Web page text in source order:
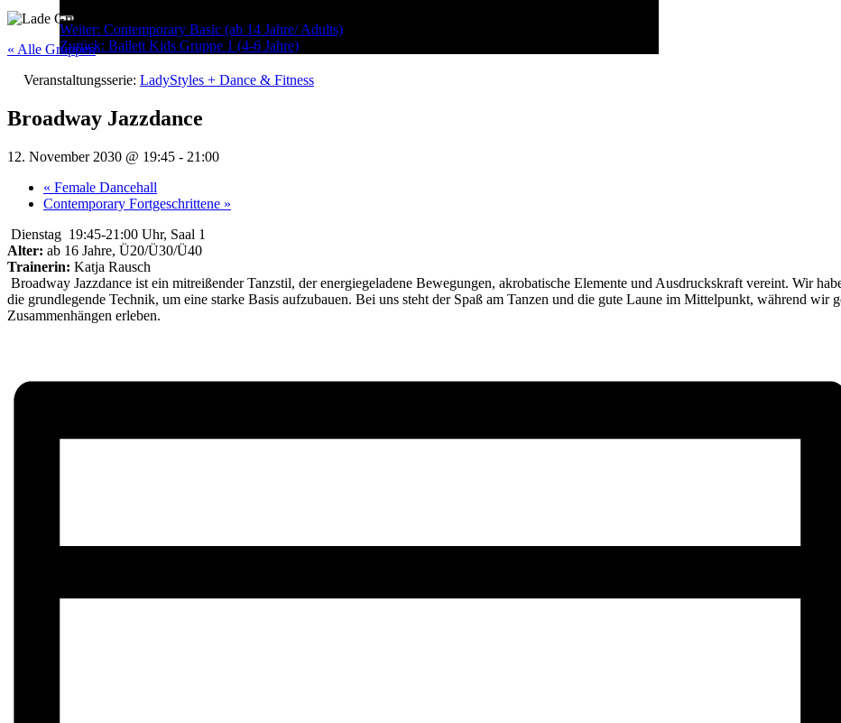
Menu
Post
navigation
Weiter: Contemporary Basic (ab 14 Jahre/ Adults)
Zurück: Ballett Kids Gruppe 1 (4-6 Jahre)
« Alle Gruppen
Veranstaltungsserie: LadyStyles + Dance & Fitness
Broadway Jazzdance
12. November 2030 @ 19:45 - 21:00
« Female Dancehall
Contemporary Fortgeschrittene »
Dienstag 19:45-21:00 Uhr, Saal 1
Alter: ab 16 Jahre, Ü20/Ü30/Ü40
Trainerin: Katja Rausch
Broadway Jazzdance ist ein mitreißender Tanzstil, der energiegeladene Bewegungen, akrobatische Elemente und Ausdruckskraft vereint. Wir
die grundlegende Technik, um eine starke Basis aufzubauen. Bei uns steht der Spaß am Tanzen und die gute Laune im Mittelpunkt, während wir
Zusammenhängen erleben.